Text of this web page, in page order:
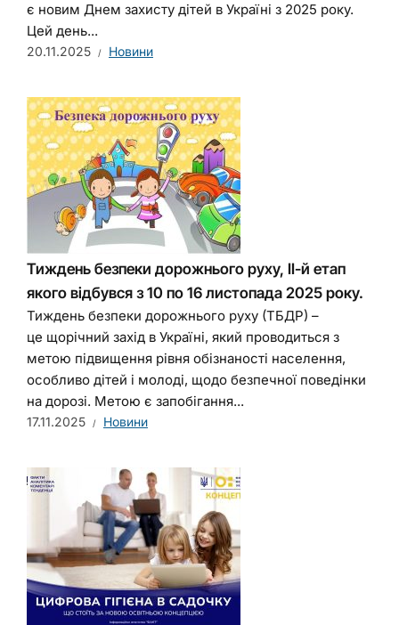
є новим Днем захисту дітей в Україні з 2025 року.
Цей день...
20.11.2025 Новини
Тиждень безпеки дорожнього руху, ІI-й етап
якого відбувся з 10 по 16 листопада 2025 року.
Тиждень безпеки дорожнього руху (ТБДР) –
це щорічний захід в Україні, який проводиться з
метою підвищення рівня обізнаності населення,
особливо дітей і молоді, щодо безпечної поведінки
на дорозі. Метою є запобігання...
17.11.2025 Новини